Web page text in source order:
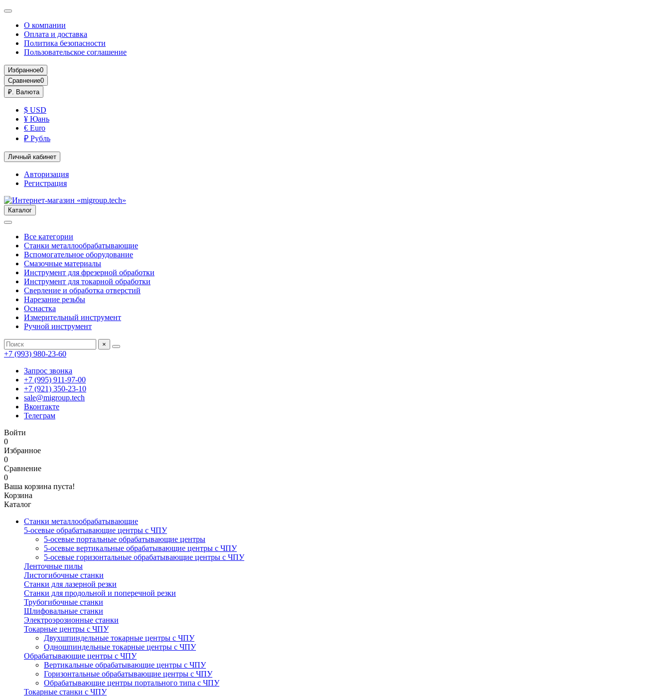
О компании
Оплата и доставка
Политика безопасности
Пользовательское соглашение
Избранное0
Сравнение0
₽. Валюта
$ USD
¥ Юань
€ Euro
₽ Рубль
Личный кабинет
Авторизация
Регистрация
Каталог
Все категории
Станки металлообрабатывающие
Вспомогательное оборудование
Смазочные материалы
Инструмент для фрезерной обработки
Инструмент для токарной обработки
Сверление и обработка отверстий
Нарезание резьбы
Оснастка
Измерительный инструмент
Ручной инструмент
×
+7 (993) 980-23-60
Запрос звонка
+7 (995) 911-97-00
+7 (921) 350-23-10
sale@migroup.tech
Вконтакте
Телеграм
Войти
0
Избранное
0
Сравнение
0
Ваша корзина пуста!
Корзина
Каталог
Станки металлообрабатывающие
5-осевые обрабатывающие центры с ЧПУ
5-осевые портальные обрабатывающие центры
5-осевые вертикальные обрабатывающие центры с ЧПУ
5-осевые горизонтальные обрабатывающие центры с ЧПУ
Ленточные пилы
Листогибочные станки
Станки для лазерной резки
Станки для продольной и поперечной резки
Трубогибочные станки
Шлифовальные станки
Электроэрозионные станки
Токарные центры с ЧПУ
Двухшпиндельные токарные центры с ЧПУ
Одношпиндельные токарные центры с ЧПУ
Обрабатывающие центры с ЧПУ
Вертикальные обрабатывающие центры с ЧПУ
Горизонтальные обрабатывающие центры с ЧПУ
Обрабатывающие центры портального типа с ЧПУ
Токарные станки с ЧПУ